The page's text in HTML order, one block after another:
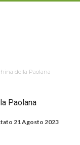
della Paolana
Paolana
21 Agosto 2023